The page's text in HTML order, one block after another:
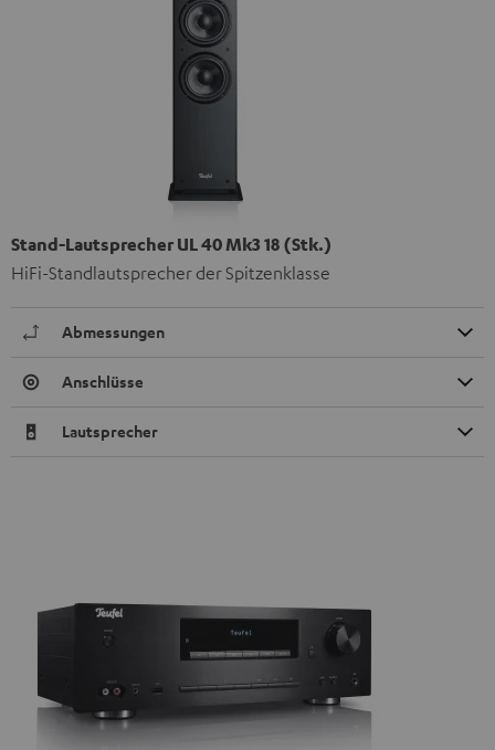
Stand-Lautsprecher UL 40 Mk3 18 (Stk.)
HiFi-Standlautsprecher der Spitzenklasse
Abmessungen
Anschlüsse
Lautsprecher